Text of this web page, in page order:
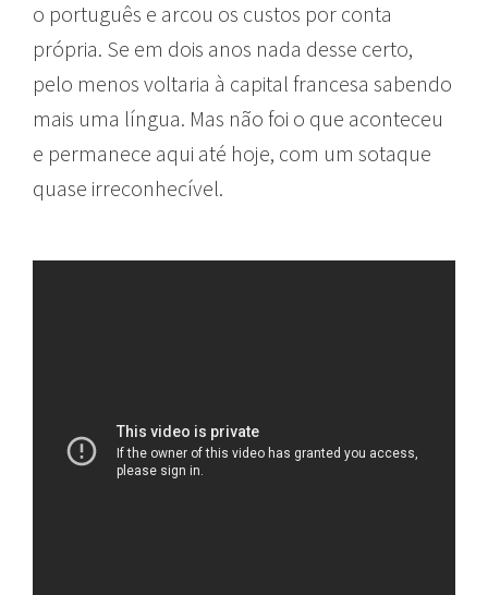
o português e arcou os custos por conta
própria. Se em dois anos nada desse certo,
pelo menos voltaria à capital francesa sabendo
mais uma língua. Mas não foi o que aconteceu
e permanece aqui até hoje, com um sotaque
quase irreconhecível.